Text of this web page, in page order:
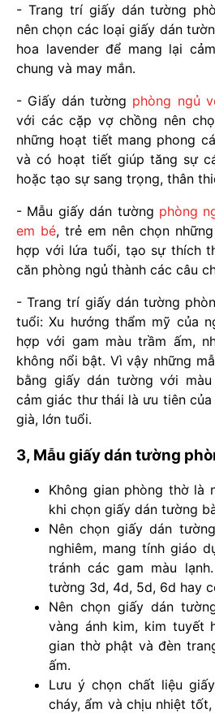
- Trang trí giấy dán tường
nên chọn các loại giấy dán
hoa lavender để mang lại
chung và may mắn.
- Giấy dán tường phòng ngủ
với các cặp vợ chồng nên
những hoạt tiết mang phong
và có hoạt tiết giúp tăng sự
hoặc tạo sự sang trọng, thân
- Mẫu giấy dán tường phòng
em bé, trẻ em nên chọn
hợp với lứa tuổi, tạo sự thích
căn phòng ngủ thành các câu
- Trang trí giấy dán tường
tuổi: Xu hướng thẩm mỹ của
hợp với gam màu trầm ấm,
không nổi bật. Vì vậy những
bằng giấy dán tường với
cảm giác thư thái là ưu tiên
già, lớn tuổi.
3, Mẫu giấy dán tường
Không gian phòng thờ là
khi chọn giấy dán tường
Nên chọn giấy dán
nghiêm, mang tính giáo
tránh các gam màu
tường 3d, 4d, 5d, 6d hay
Nên chọn giấy dán
vàng ánh kim, kim tuyết
gian thờ phật và đèn
ấm.
Lưu ý chọn chất liệu
cháy, ẩm và chịu nhiệt